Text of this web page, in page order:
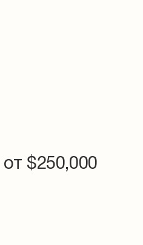
от $250,000